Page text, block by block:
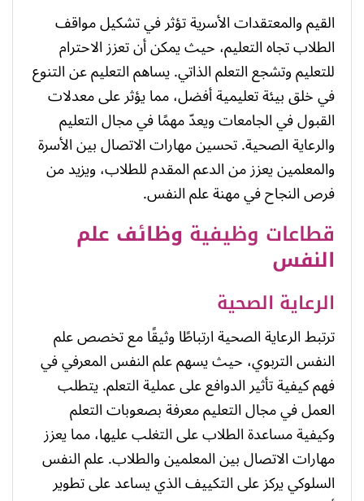
القيم والمعتقدات الأسرية تؤثر في تشكيل مواقف
الطلاب تجاه التعليم، حيث يمكن أن تعزز الاحترام
للتعليم وتشجع التعلم الذاتي. يساهم التعليم عن التنوع
في خلق بيئة تعليمية أفضل، مما يؤثر على معدلات
القبول في الجامعات ويعدّ مهمًا في مجال التعليم
والرعاية الصحية. تحسين مهارات الاتصال بين الأسرة
والمعلمين يعزز من الدعم المقدم للطلاب، ويزيد من
فرص النجاح في مهنة علم النفس.
قطاعات وظيفية وظائف علم
النفس
الرعاية الصحية
ترتبط الرعاية الصحية ارتباطًا وثيقًا مع تخصص علم
النفس التربوي، حيث يسهم علم النفس المعرفي في
فهم كيفية تأثير الدوافع على عملية التعلم. يتطلب
العمل في مجال التعليم معرفة بصعوبات التعلم
وكيفية مساعدة الطلاب على التغلب عليها، مما يعزز
مهارات الاتصال بين المعلمين والطلاب. علم النفس
السلوكي يركز على التكييف الذي يساعد على تطوير